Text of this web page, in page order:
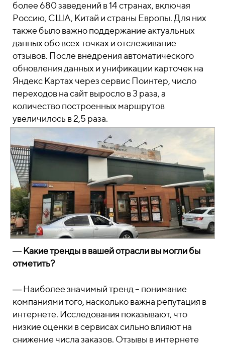
более 680 заведений в 14 странах, включая
Россию, США, Китай и страны Европы. Для них
также было важно поддержание актуальных
данных обо всех точках и отслеживание
отзывов. После внедрения автоматического
обновления данных и унификации карточек на
Яндекс Картах через сервис Поинтер, число
переходов на сайт выросло в 3 раза, а
количество построенных маршрутов
увеличилось в 2,5 раза.
― Какие тренды в вашей отрасли вы могли бы
отметить?
―Наиболее значимый тренд – понимание
компаниями того, насколько важна репутация в
интернете. Исследования показывают, что
низкие оценки в сервисах сильно влияют на
снижение числа заказов. Отзывы в интернете